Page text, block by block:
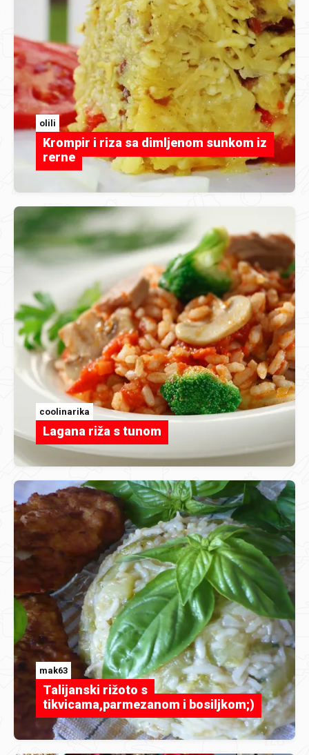
olili
Krompir i riza sa dimljenom sunkom iz
rerne
coolinarika
Lagana riža s tunom
mak63
Talijanski rižoto s
tikvicama,parmezanom i bosiljkom;)